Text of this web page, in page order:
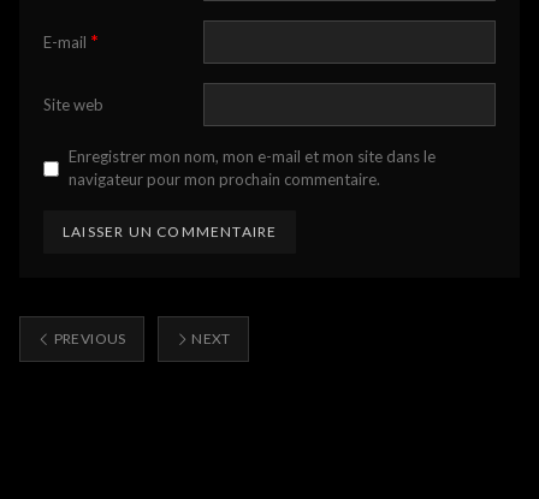
E-mail *
Site web
Enregistrer mon nom, mon e-mail et mon site dans le
navigateur pour mon prochain commentaire.
PREVIOUS NEXT